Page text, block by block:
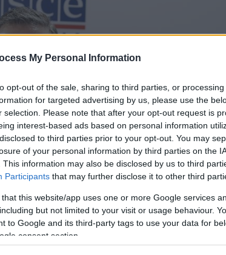
My Personal Information
opt-out of the sale, sharing to third parties, or
for targeted advertising by us, please use the
selection. Please note that after your opt-out request is
interest-based ads based on personal information
to third parties prior to your opt-out. You may
of your personal information by third parties on the
This information may also be disclosed by us to third
Participants that may further disclose it to other third
that this website/app uses one or more Google services
but not limited to your visit or usage behaviour.
to Google and its third-party tags to use your data for
consent section.